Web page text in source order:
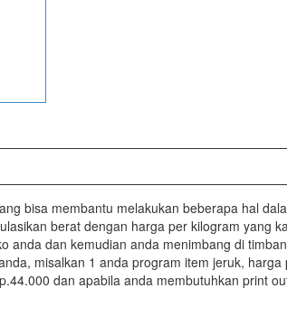
bisa membantu melakukan beberapa hal
berat dengan harga per kilogram yang
anda dan kemudian anda menimbang di
misalkan 1 anda program item jeruk, harga
dan apabila anda membutuhkan print